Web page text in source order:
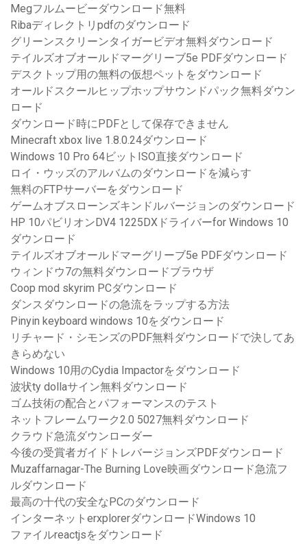
Megフルムービーダウンロード無料
Ribaディレクトリpdfのダウンロード
グリーンスクリーンタイガービデオ無料ダウンロード
テイルズオブオールドマーグリーブ5e PDFダウンロード
デスクトップ用の無料の仮想ペットをダウンロード
オールドスクールヒップホップサウンドパック無料ダウン
ロード
ダウンロード時にPDFとして保存できません
Minecraft xbox live 1.8.0.24ダウンロード
Windows 10 Pro 64ビットISO直接ダウンロード
ロイ・ウッズのアルバムのダウンロードを減らす
無料のFTPサーバーをダウンロード
ゲームオブスローンズキンドルバージョンのダウンロード
HP 10パビリオンDV4 1225DXドライバーfor Windows 10
ダウンロード
テイルズオブオールドマーグリーブ5e PDFダウンロード
ウィンドウ7の無料ダウンロードブラウザ
Coop mod skyrim PCダウンロード
ダンスダウンロードの急流をラップする方法
Pinyin keyboard windows 10をダウンロード
リチャード・シモンズのPDF無料ダウンロードで決してあ
きらめない
Windows 10用のCydia Impactorをダウンロード
波状ty dollaサイン無料ダウンロード
ゴム技術の配合とパフォーマンスのテスト
ネットフレームワーク2.0 5027無料ダウンロード
クラウド急流ダウンローダー
今後の受賞者ガイドトレバージョンズPDFダウンロード
Muzaffarnagar-The Burning Love映画ダウンロード急流フ
ルダウンロード
最高の十代の安全なPCのダウンロード
インターネットerxplorerダウンロードWindows 10
ファイルreactjsをダウンロード